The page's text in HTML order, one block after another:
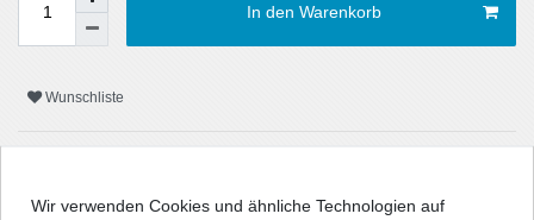
In den Warenkorb
Wunschliste
Wir verwenden Cookies und ähnliche Technologien auf